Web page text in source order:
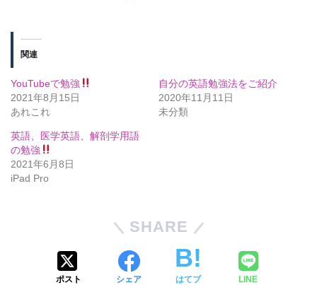
関連
YouTubeで勉強
2021年8月15日
あれこれ
自分の英語勉強法をご紹介
2020年11月11日
未分類
英語、医学英語、解剖学用語
の勉強
2021年6月8日
iPad Pro
SHARE
ポスト シェア はてブ LINE